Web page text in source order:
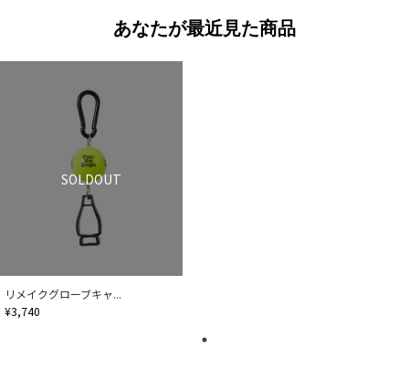
あなたが最近見た商品
SOLDOUT
リメイクグローブキャ...
¥3,740